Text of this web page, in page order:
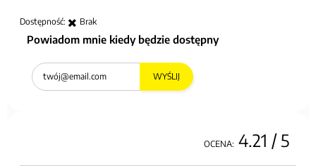
Dostępność: Brak
Powiadom mnie kiedy będzie dostępny
WYŚLIJ
OCENA: 4.21 / 5